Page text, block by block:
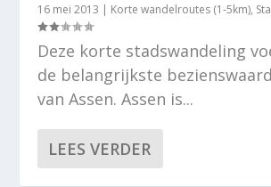
16 mei 2013 | Korte wandelroutes (1-5km),
Deze korte stadswandeling
de belangrijkste
van Assen. Assen is...
LEES VERDER